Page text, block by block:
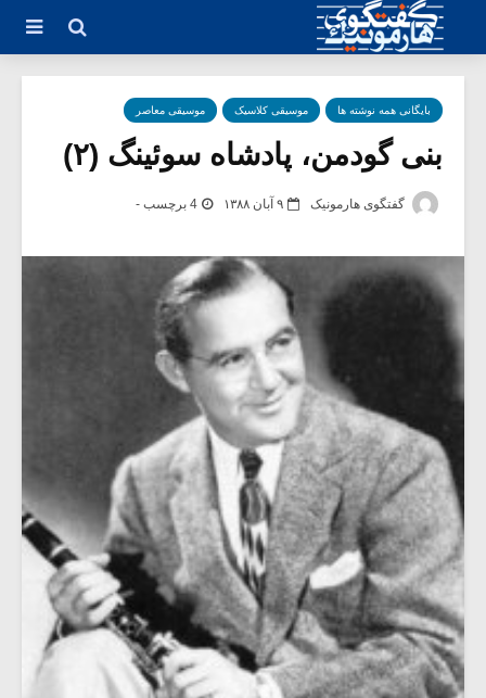
بایگانی همه نوشته ها موسیقی کلاسیک موسیقی معاصر
بنی گودمن، پادشاه سوئینگ (۲)
گفتگوی هارمونیک ۹ آبان ۱۳۸۸ 4 برچسب -